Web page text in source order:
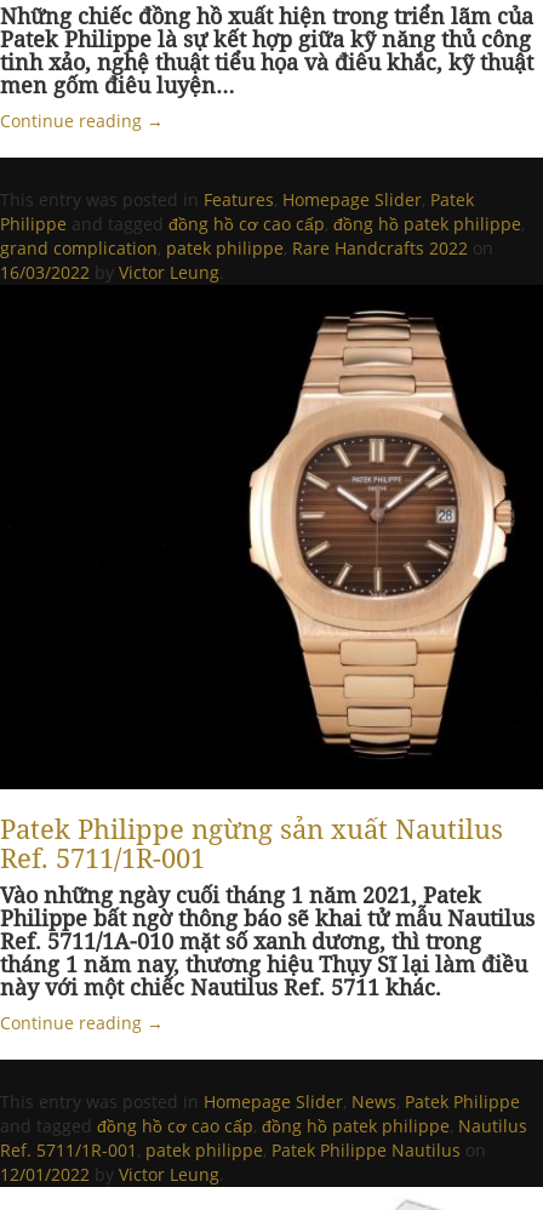
Những chiếc đồng hồ xuất hiện trong triển lãm của
Patek Philippe là sự kết hợp giữa kỹ năng thủ công
tinh xảo, nghệ thuật tiểu họa và điêu khắc, kỹ thuật
men gốm điêu luyện…
Continue reading →
This entry was posted in Features, Homepage Slider, Patek
Philippe and tagged đồng hồ cơ cao cấp, đồng hồ patek philippe,
grand complication, patek philippe, Rare Handcrafts 2022 on
16/03/2022 by Victor Leung.
Patek Philippe ngừng sản xuất Nautilus
Ref. 5711/1R-001
Vào những ngày cuối tháng 1 năm 2021, Patek
Philippe bất ngờ thông báo sẽ khai tử mẫu Nautilus
Ref. 5711/1A-010 mặt số xanh dương, thì trong
tháng 1 năm nay, thương hiệu Thụy Sĩ lại làm điều
này với một chiếc Nautilus Ref. 5711 khác.
Continue reading →
This entry was posted in Homepage Slider, News, Patek Philippe
and tagged đồng hồ cơ cao cấp, đồng hồ patek philippe, Nautilus
Ref. 5711/1R-001 , patek philippe, Patek Philippe Nautilus on
12/01/2022 by Victor Leung.